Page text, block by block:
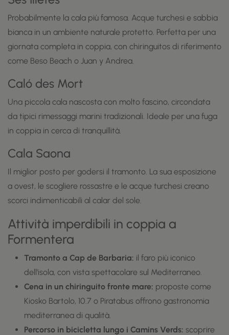
Probabilmente la cala più famosa. Acque turchesi e sabbia
bianca in un ambiente naturale protetto. Perfetta per una
giornata completa in coppia, con chiringuitos di riferimento
come Beso Beach o Juan y Andrea.
Caló des Mort
Una piccola cala nascosta con molto fascino, circondata
da tipici rimessaggi marini tradizionali. Ideale per una fuga
in coppia in cerca di tranquillità.
Cala Saona
Il miglior posto per godersi il tramonto. La sua esposizione
a ovest, le scogliere rossastre e le acque turchesi creano
scorci indimenticabili al calar del sole.
Attività imperdibili in coppia a
Formentera
Tramonto a Cap de Barbaria: il faro più iconico
dell'isola, con vista spettacolare sul Mediterraneo.
Cena in un chiringuito fronte mare: proposte come
Kiosko Bartolo, 10.7 o Piratabus offrono gastronomia
mediterranea di qualità.
Percorso in bicicletta lungo i Camins Verds: scoprire